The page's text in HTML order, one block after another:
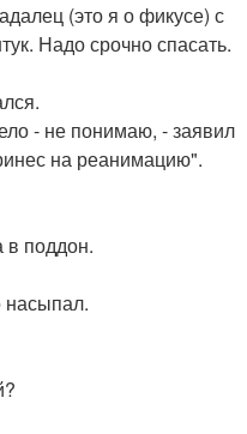
(это я о фикусе) с
Надо срочно спасать.
- не понимаю, - заявил
на реанимацию".
поддон.